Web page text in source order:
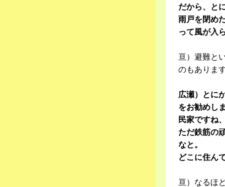
だから、と
雨戸を閉め
って風が入
亘）避難と
のもありま
広瀬）とに
をお勧めし
民家ですね
ただ鉄筋の
なと。
どこに住ん
亘）なるほ